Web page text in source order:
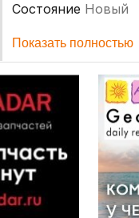
Состояние Новый
Показать полностью